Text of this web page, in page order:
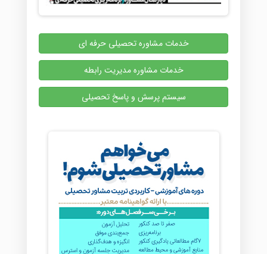
خدمات مشاوره تحصیلی حرفه ای
خدمات مشاوره مدیریت رابطه
سیستم پرسش و پاسخ تحصیلی